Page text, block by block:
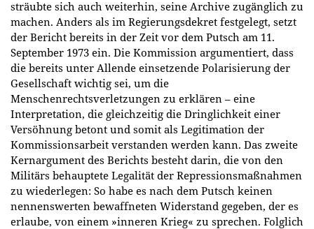
sträubte sich auch weiterhin, seine Archive zugänglich zu
machen. Anders als im Regierungsdekret festgelegt, setzt
der Bericht bereits in der Zeit vor dem Putsch am 11.
September 1973 ein. Die Kommission argumentiert, dass
die bereits unter Allende einsetzende Polarisierung der
Gesellschaft wichtig sei, um die
Menschenrechtsverletzungen zu erklären – eine
Interpretation, die gleichzeitig die Dringlichkeit einer
Versöhnung betont und somit als Legitimation der
Kommissionsarbeit verstanden werden kann. Das zweite
Kernargument des Berichts besteht darin, die von den
Militärs behauptete Legalität der Repressionsmaßnahmen
zu wiederlegen: So habe es nach dem Putsch keinen
nennenswerten bewaffneten Widerstand gegeben, der es
erlaube, von einem »inneren Krieg« zu sprechen. Folglich